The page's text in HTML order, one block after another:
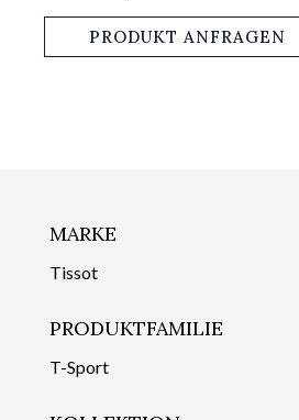
PRODUKT ANFRAGEN
MARKE
Tissot
PRODUKTFAMILIE
T-Sport